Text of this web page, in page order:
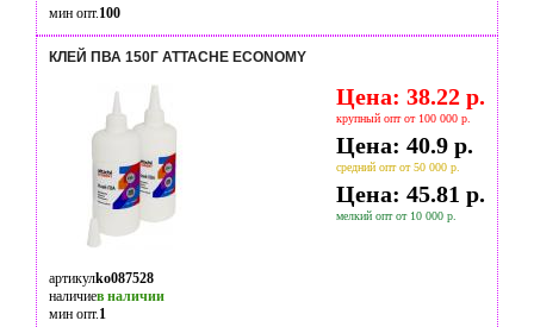
мин опт.100
КЛЕЙ ПВА 150Г ATTACHE ECONOMY
Цена: 38.22 р.
крупный опт от 100 000 р.
Цена: 40.9 р.
средний опт от 50 000 р.
Цена: 45.81 р.
мелкий опт от 10 000 р.
артикулko087528
наличиев наличии
мин опт.1